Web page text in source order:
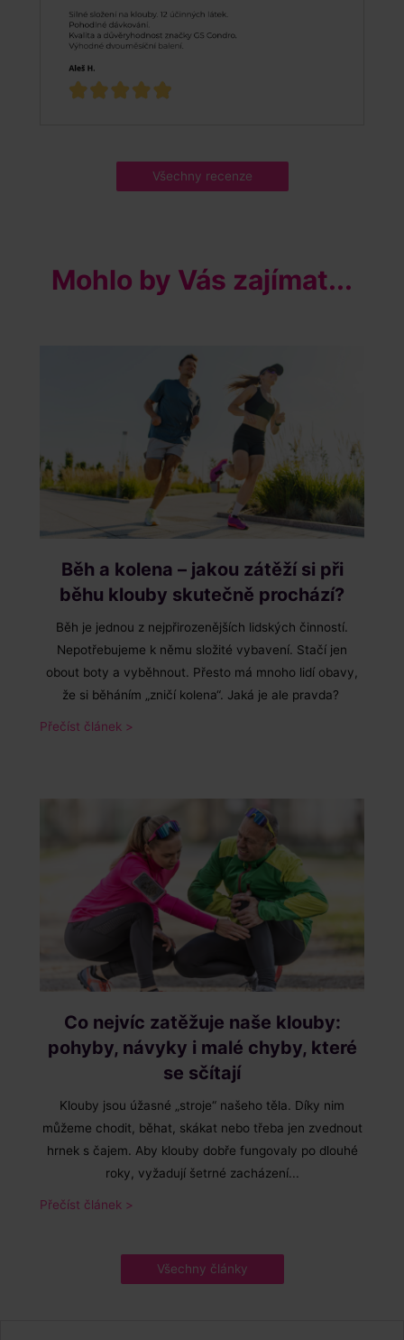
Všechny recenze
Mohlo by Vás zajímat...
Běh a kolena – jakou zátěží si při
běhu klouby skutečně prochází?
Běh je jednou z nejpřirozenějších lidských činností.
Nepotřebujeme k němu složité vybavení. Stačí jen
obout boty a vyběhnout. Přesto má mnoho lidí obavy,
že si běháním „zničí kolena“. Jaká je ale pravda?
Přečíst článek >
Co nejvíc zatěžuje naše klouby:
pohyby, návyky i malé chyby, které
se sčítají
Klouby jsou úžasné „stroje“ našeho těla. Díky nim
můžeme chodit, běhat, skákat nebo třeba jen zvednout
hrnek s čajem. Aby klouby dobře fungovaly po dlouhé
roky, vyžadují šetrné zacházení...
Přečíst článek >
Všechny články